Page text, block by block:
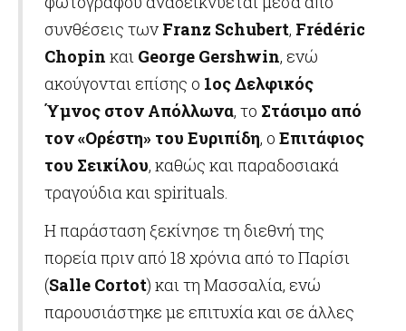
συνθέσεις των Franz Schubert, Frédéric
Chopin και George Gershwin, ενώ
ακούγονται επίσης ο 1ος Δελφικός
Ύμνος στον Απόλλωνα, το Στάσιμο από
τον «Ορέστη» του Ευριπίδη, ο Επιτάφιος
του Σεικίλου, καθώς και παραδοσιακά
τραγούδια και spirituals.
Η παράσταση ξεκίνησε τη διεθνή της
πορεία πριν από 18 χρόνια από το Παρίσι
(Salle Cortot) και τη Μασσαλία, ενώ
παρουσιάστηκε με επιτυχία και σε άλλες